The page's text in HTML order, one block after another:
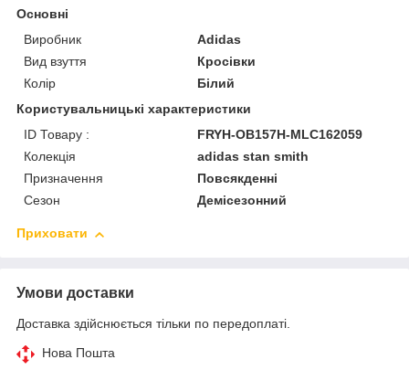
Основні
Виробник
Adidas
Вид взуття
Кросівки
Колір
Білий
Користувальницькі характеристики
ID Товару :
FRYH-OB157H-MLC162059
Колекція
adidas stan smith
Призначення
Повсякденні
Сезон
Демісезонний
Приховати
Умови доставки
Доставка здійснюється тільки по передоплаті.
Нова Пошта